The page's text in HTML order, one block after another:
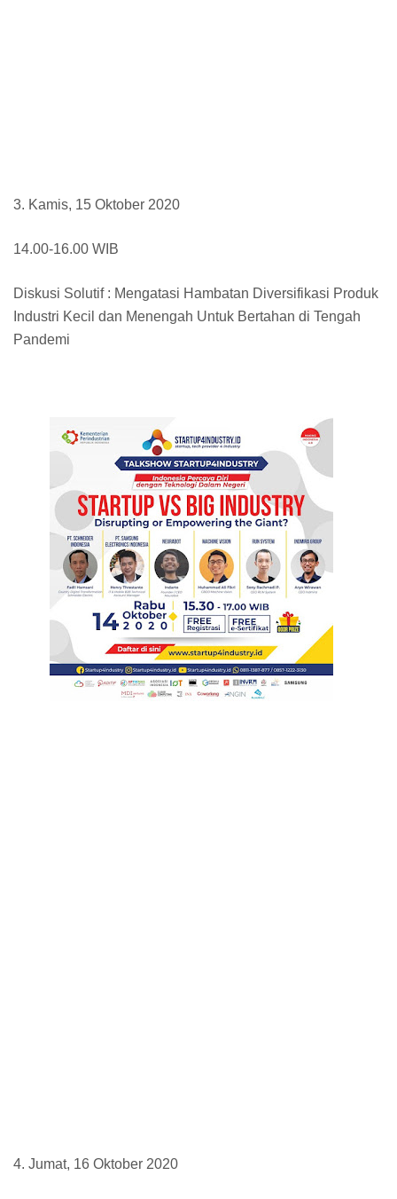
3. Kamis, 15 Oktober 2020
14.00-16.00 WIB
Diskusi Solutif : Mengatasi Hambatan Diversifikasi Produk
Industri Kecil dan Menengah Untuk Bertahan di Tengah
Pandemi
4. Jumat, 16 Oktober 2020